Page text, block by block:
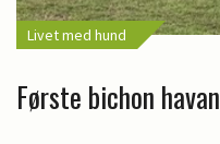
Livet med hund
Første bichon